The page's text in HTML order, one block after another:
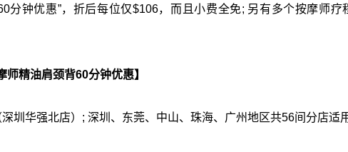
分钟优惠”，折后每位仅$106，而且小费全免; 另有多个按摩师疗
精油肩颈背60分钟优惠】
圳华强北店）; 深圳、东莞、中山、珠海、广州地区共56间分店适